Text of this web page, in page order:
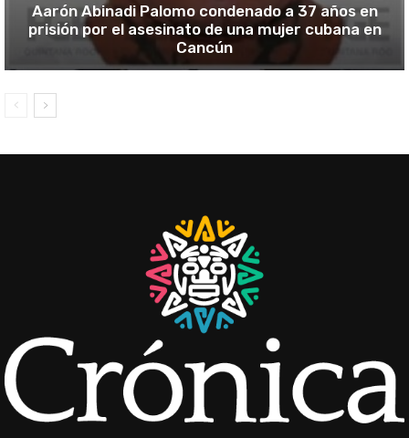
Aarón Abinadi Palomo condenado a 37 años en
prisión por el asesinato de una mujer cubana en
Cancún